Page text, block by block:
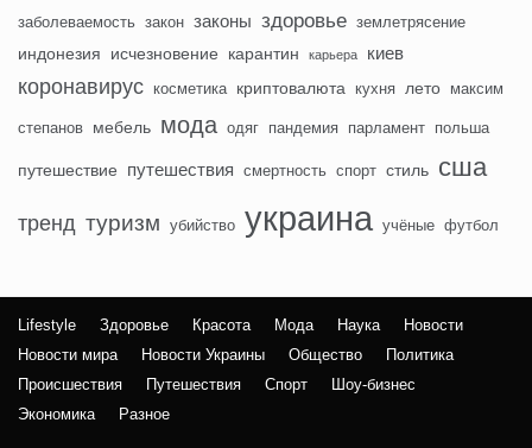
заболеваемость закон законы здоровье землетрясение
индонезия исчезновение карантин карьера киев
коронавирус косметика криптовалюта кухня лето максим
степанов мебель мода одяг пандемия парламент польша
путешествие путешествия смертность спорт стиль сша
тренд туризм убийство украина учёные футбол
Lifestyle Здоровье Красота Мода Наука
Новости
Новости мира
Новости Украины Общество
Политика
Происшествия
Путешествия Спорт
Шоу-бизнес
Экономика
Разное